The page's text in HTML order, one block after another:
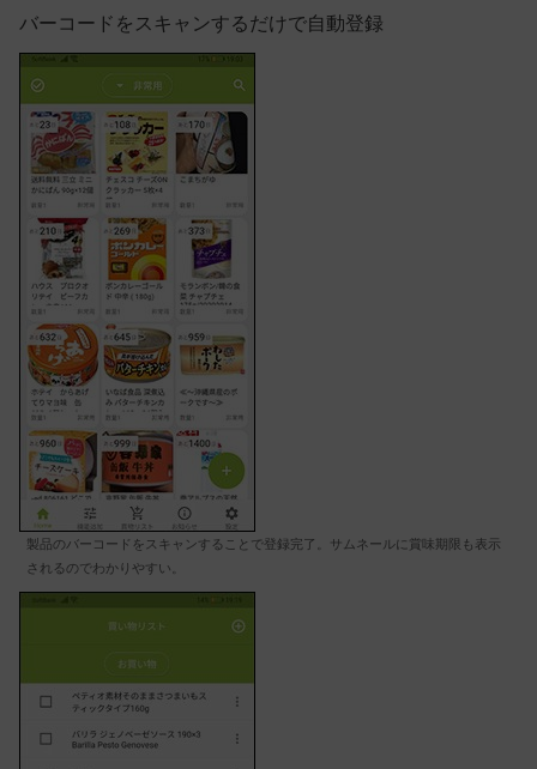
バーコードをスキャンするだけで自動登録
製品のバーコードをスキャンすることで登録完了。サムネールに賞味期限も表示
されるのでわかりやすい。